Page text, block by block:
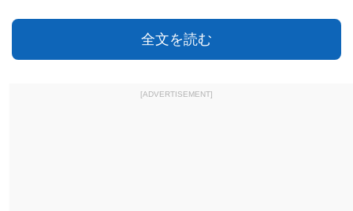
全文を読む
[ADVERTISEMENT]